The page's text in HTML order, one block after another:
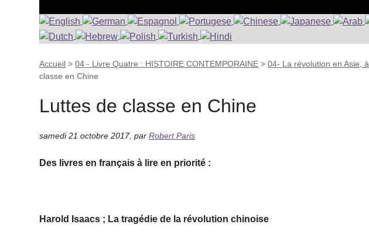
Accueil >04 - Livre Quatre : HISTOIRE CONTEMPORAINE >04- La révolution en Asie,
classe en Chine
Luttes de classe en Chine
samedi 21 octobre 2017,parRobert Paris
Des livres en français à lire en priorité :
Harold Isaacs ; La tragédie de la révolution chinoise